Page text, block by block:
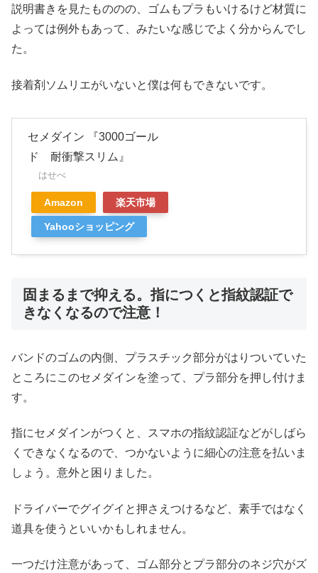
説明書きを見たもののの、ゴムもプラもいけるけど材質に
よっては例外もあって、みたいな感じでよく分からんでし
た。
接着剤ソムリエがいないと僕は何もできないです。
セメダイン 『3000ゴール
ド 耐衝撃スリム』
はせべ
Amazon 楽天市場
Yahooショッピング
固まるまで抑える。指につくと指紋認証で
きなくなるので注意！
バンドのゴムの内側、プラスチック部分がはりついていた
ところにこのセメダインを塗って、プラ部分を押し付けま
す。
指にセメダインがつくと、スマホの指紋認証などがしばら
くできなくなるので、つかないように細心の注意を払いま
しょう。意外と困りました。
ドライバーでグイグイと押さえつけるなど、素手ではなく
道具を使うといいかもしれません。
一つだけ注意があって、ゴム部分とプラ部分のネジ穴がズ